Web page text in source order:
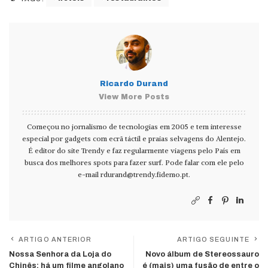
Ricardo Durand
View More Posts
Começou no jornalismo de tecnologias em 2005 e tem interesse
especial por gadgets com ecrã táctil e praias selvagens do Alentejo.
É editor do site Trendy e faz regularmente viagens pelo País em
busca dos melhores spots para fazer surf. Pode falar com ele pelo
e-mail rdurand@trendy.fidemo.pt.
ARTIGO ANTERIOR
Nossa Senhora da Loja do
Chinês: há um filme angolano
ARTIGO SEGUINTE
Novo álbum de Stereossauro
é (mais) uma fusão de entre o